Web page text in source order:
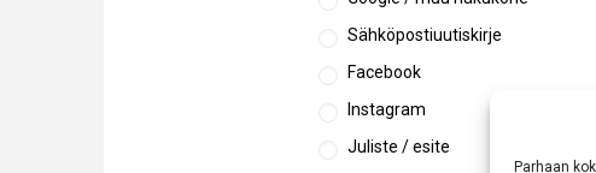
Parhaan
Sähköpostiuutiskirje
Facebook
Instagram
Juliste / esite